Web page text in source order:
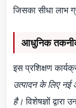
जिसका सीधा लाभ
आधुनिक
इस प्रशिक्षण
उत्पादन के लिए नई
है। विशेषज्ञों